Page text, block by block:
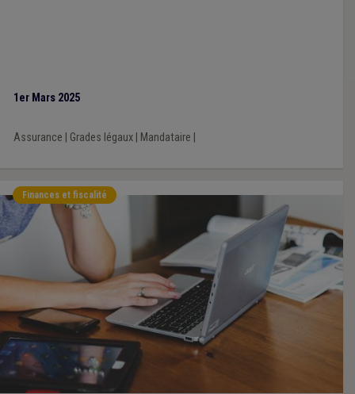
1er Mars 2025
Assurance Grades légaux| Mandataire
Finances et fiscalité